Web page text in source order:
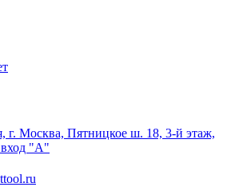
г. Москва, Пятницкое ш. 18, 3-й этаж,
вход "А"